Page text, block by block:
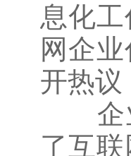
息化
网企
开热议
企业
了互